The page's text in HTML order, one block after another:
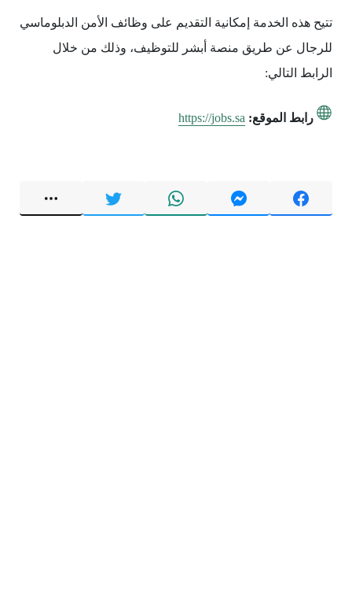
تتيح هذه الخدمة إمكانية التقديم على وظائف الأمن الدبلوماسي
للرجال عن طريق منصة أبشر للتوظيف، وذلك من خلال
الرابط التالي:
رابط الموقع: https://jobs.sa